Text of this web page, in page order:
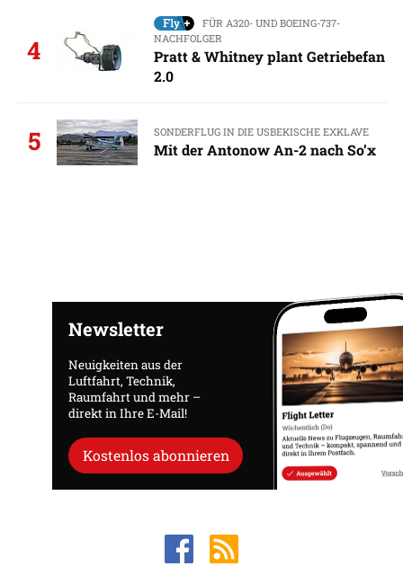
4
FÜR A320- UND BOEING-737-
NACHFOLGER
Pratt & Whitney plant Getriebefan
2.0
5 SONDERFLUG IN DIE USBEKISCHE EXKLAVE
Mit der Antonow An-2 nach So’x
Newsletter
Neuigkeiten aus der
Luftfahrt, Technik,
Raumfahrt und mehr –
direkt in Ihre E-Mail!
Kostenlos abonnieren